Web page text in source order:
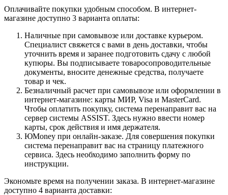
Оплачивайте покупки удобным способом. В интернет-
магазине доступно 3 варианта оплаты:
Наличные при самовывозе или доставке курьером.
Специалист свяжется с вами в день доставки, чтобы
уточнить время и заранее подготовить сдачу с любой
купюры. Вы подписываете товаросопроводительные
документы, вносите денежные средства, получаете
товар и чек.
Безналичный расчет при самовывозе или оформлении в
интернет-магазине: карты МИР, Visa и MasterCard.
Чтобы оплатить покупку, система перенаправит вас на
сервер системы ASSIST. Здесь нужно ввести номер
карты, срок действия и имя держателя.
ЮMoney при онлайн-заказе. Для совершения покупки
система перенаправит вас на страницу платежного
сервиса. Здесь необходимо заполнить форму по
инструкции.
Экономьте время на получении заказа. В интернет-магазине
доступно 4 варианта доставки: